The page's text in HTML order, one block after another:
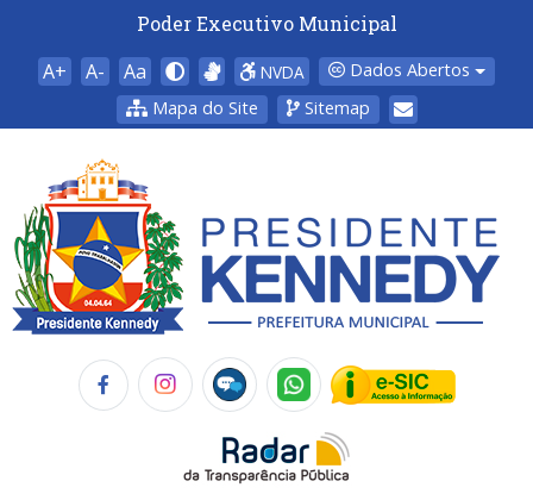
Poder Executivo Municipal
A+ A- Aa NVDA
Dados Abertos
Mapa do Site
Sitemap